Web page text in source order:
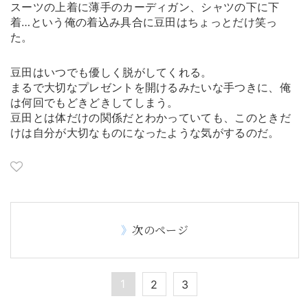
スーツの上着に薄手のカーディガン、シャツの下に下
着…という俺の着込み具合に豆田はちょっとだけ笑っ
た。
豆田はいつでも優しく脱がしてくれる。
まるで大切なプレゼントを開けるみたいな手つきに、俺
は何回でもどきどきしてしまう。
豆田とは体だけの関係だとわかっていても、このときだ
けは自分が大切なものになったような気がするのだ。
次のページ
1 2 3